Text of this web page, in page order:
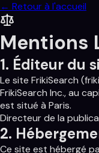
← Retour à l'accueil
Mentions
1. Éditeur du
Le site FrikiSearch
FrikiSearch Inc., au
est situé à Paris.
Directeur de la
2.
Ce site est hébergé